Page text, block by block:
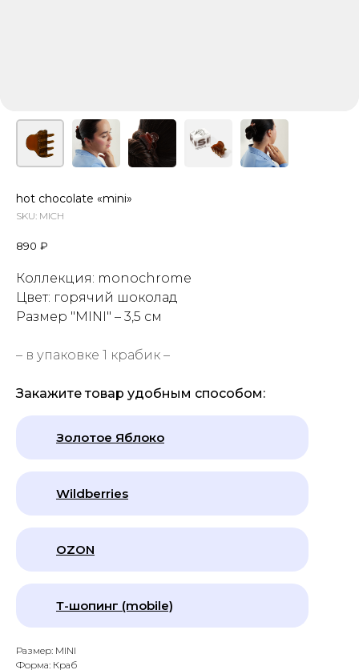
hot chocolate «mini»
SKU: MICH
890 ₽
Коллекция: monochrome
Цвет: горячий шоколад
Размер "MINI" – 3,5 см
– в упаковке 1 крабик –
Закажите товар удобным способом:
Золотое Яблоко
Wildberries
OZON
Т-шопинг (mobile)
Размер: MINI
Форма: Краб